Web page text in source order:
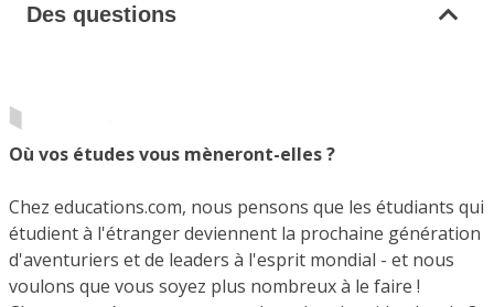
Des questions
Où vos études vous mèneront-elles ?
Chez educations.com, nous pensons que les étudiants qui
étudient à l'étranger deviennent la prochaine génération
d'aventuriers et de leaders à l'esprit mondial - et nous
voulons que vous soyez plus nombreux à le faire !